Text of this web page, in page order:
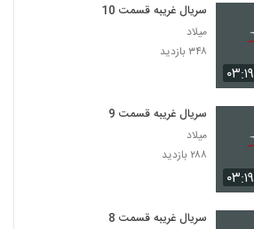
۰۳:۱۹
سریال غریبه قسمت 10
میلاد
۳۴۸ بازدید
۰۳:۱۹
سریال غریبه قسمت 9
میلاد
۲۸۸ بازدید
سریال غریبه قسمت 8